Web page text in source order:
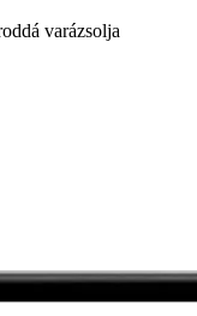
varázsolja